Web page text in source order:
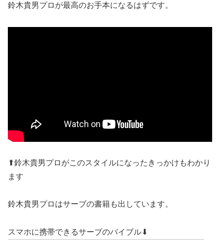
鈴木貴男プロが最高のお手本になるはずです。
⬆︎鈴木貴男プロがこのスタイルになったきっかけもわかり
ます
鈴木貴男プロはサーブの書籍も出しています。
スマホに携帯できるサーブのバイブル⬇︎